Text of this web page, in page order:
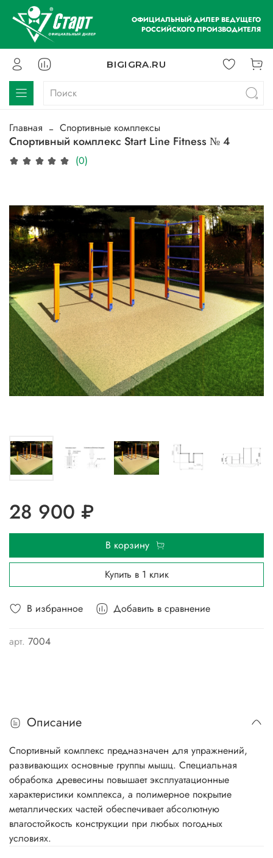
ОФИЦИАЛЬНЫЙ ДИЛЕР ВЕДУЩЕГО
РОССИЙСКОГО ПРОИЗВОДИТЕЛЯ
BIGIGRA.RU
Главная Спортивные комплексы
Спортивный комплекс Start Line Fitness № 4
(0)
В избранное Добавить в сравнение
арт. 7004
28 900 ₽
В корзину
Купить в 1 клик
Описание
Спортивный комплекс предназначен для упражнений,
развивающих основные группы мышц. Специальная
обработка древесины повышает эксплуатационные
характеристики комплекса, а полимерное покрытие
металлических частей обеспечивает абсолютную
влагостойкость конструкции при любых погодных
условиях.